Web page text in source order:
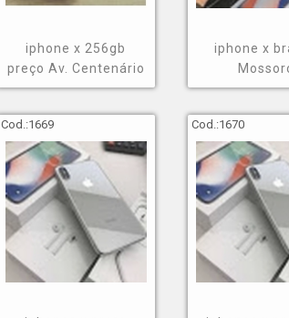
iphone x 256gb
preço Av. Centenário
iphone x
Cod.:1669 Cod.:1670